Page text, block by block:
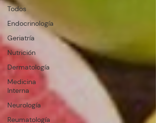
Todos
Endocrinología
Geriatría
Nutrición
Dermatología
Medicina
Interna
Neurología
Reumatología